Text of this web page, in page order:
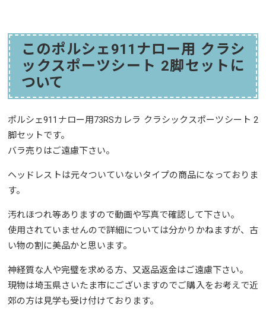
このポルシェ911ナロー用 クラシ
ックスポーツシート 2脚セットに
ついて
ポルシェ911ナロー用73RSカレラ クラシックスポーツシート 2
脚セットです。
バラ売りはご遠慮下さい。
ヘッドレストは元々ついていないタイプの商品になっておりま
す。
汚れほつれ等ありますので動画や写真で確認して下さい。
使用されていませんので詳細については分かりかねますが、古
い物の割に美品かと思います。
神経質な人や完璧を求める方、又返品返金はご遠慮下さい。
現物は埼玉県さいたま市にございますのでご購入をお考えで近
郊の方は見学も受け付けております。